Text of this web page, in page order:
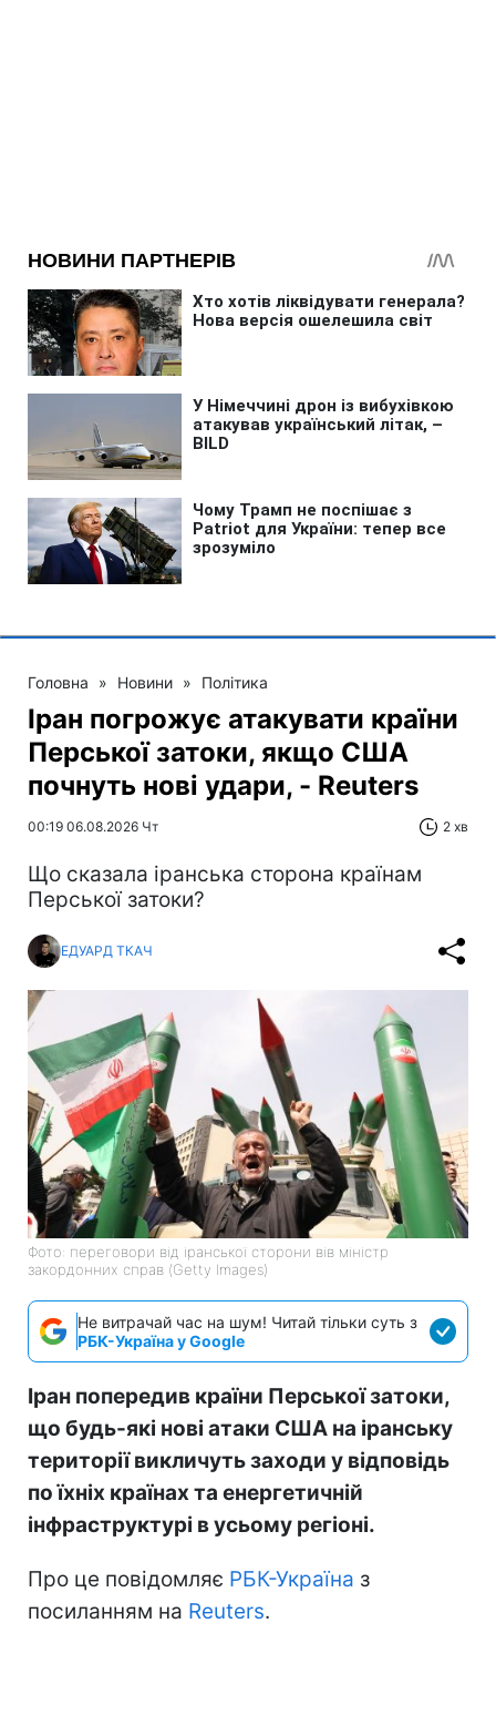
Головна » Новини » Політика
Іран погрожує атакувати країни
Перської затоки, якщо США
почнуть нові удари, - Reuters
00:19 06.08.2026 Чт 2 хв
Що сказала іранська сторона країнам
Перської затоки?
ЕДУАРД ТКАЧ
Фото: переговори від іранської сторони вів міністр
закордонних справ (Getty Images)
Не витрачай час на шум! Читай тільки суть з
РБК-Україна у Google
Іран попередив країни Перської затоки,
що будь-які нові атаки США на іранську
території викличуть заходи у відповідь
по їхніх країнах та енергетичній
інфраструктурі в усьому регіоні.
Про це повідомляє РБК-Україна з
посиланням на Reuters.